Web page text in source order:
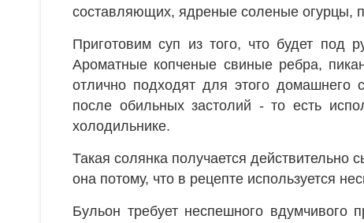
составляющих, ядреные соленые огурцы,
Приготовим суп из того, что будет под
Ароматные копченые свиные ребра,
отлично подходят для этого домашнего
после обильных застолий - то есть
холодильнике.
Такая солянка получается
она потому, что в рецепте используется
Бульон требует неспешного вдумчивого